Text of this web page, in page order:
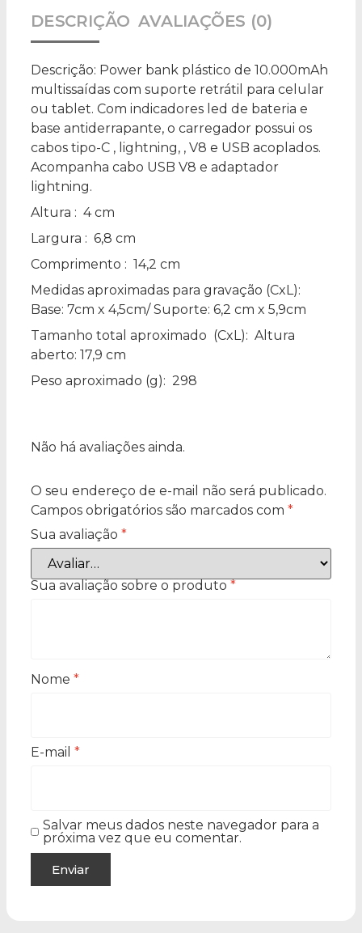
DESCRIÇÃO AVALIAÇÕES (0)
Descrição: Power bank plástico de 10.000mAh
multissaídas com suporte retrátil para celular
ou tablet. Com indicadores led de bateria e
base antiderrapante, o carregador possui os
cabos tipo-C , lightning, , V8 e USB acoplados.
Acompanha cabo USB V8 e adaptador
lightning.
Altura : 4 cm
Largura : 6,8 cm
Comprimento : 14,2 cm
Medidas aproximadas para gravação (CxL):
Base: 7cm x 4,5cm/ Suporte: 6,2 cm x 5,9cm
Tamanho total aproximado (CxL): Altura
aberto: 17,9 cm
Peso aproximado (g): 298
Não há avaliações ainda.
O seu endereço de e-mail não será publicado.
Campos obrigatórios são marcados com *
Sua avaliação *
Sua avaliação sobre o produto *
Nome *
E-mail *
Salvar meus dados neste navegador para a
próxima vez que eu comentar.